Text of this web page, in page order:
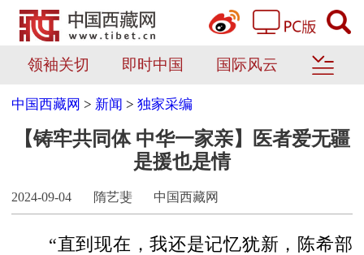
领袖关切 即时中国 国际风云
中国西藏网 > 新闻 >独家采编
【铸牢共同体 中华一家亲】医者爱无疆
是援也是情
2024-09-04 隋艺斐 中国西藏网
“直到现在，我还是记忆犹新，陈希部